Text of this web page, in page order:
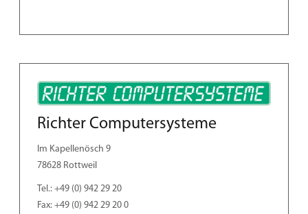
Richter Computersysteme
Im Kapellenösch 9
78628 Rottweil
Tel.: +49 (0) 942 29 20
Fax: +49 (0) 942 29 20 0